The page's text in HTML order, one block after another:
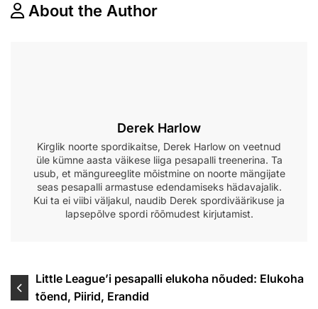
About the Author
Derek Harlow
Kirglik noorte spordikaitse, Derek Harlow on veetnud
üle kümne aasta väikese liiga pesapalli treenerina. Ta
usub, et mängureeglite mõistmine on noorte mängijate
seas pesapalli armastuse edendamiseks hädavajalik.
Kui ta ei viibi väljakul, naudib Derek spordiväärikuse ja
lapsepõlve spordi rõõmudest kirjutamist.
Post
navigation
Little League’i pesapalli elukoha nõuded: Elukoha
tõend, Piirid, Erandid